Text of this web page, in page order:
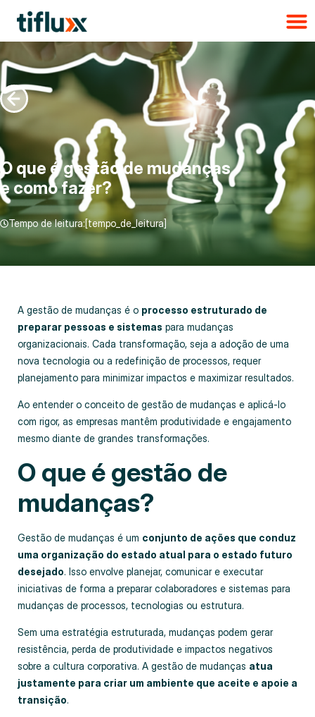
O que é gestão de mudanças
e como fazer?
Tempo de leitura:[tempo_de_leitura]
A gestão de mudanças é o processo estruturado de
preparar pessoas e sistemas para mudanças
organizacionais. Cada transformação, seja a adoção de uma
nova tecnologia ou a redefinição de processos, requer
planejamento para minimizar impactos e maximizar resultados.
Ao entender o conceito de gestão de mudanças e aplicá‑lo
com rigor, as empresas mantêm produtividade e engajamento
mesmo diante de grandes transformações.
O que é gestão de
mudanças?
Gestão de mudanças é um conjunto de ações que conduz
uma organização do estado atual para o estado futuro
desejado. Isso envolve planejar, comunicar e executar
iniciativas de forma a preparar colaboradores e sistemas para
mudanças de processos, tecnologias ou estrutura.
Sem uma estratégia estruturada, mudanças podem gerar
resistência, perda de produtividade e impactos negativos
sobre a cultura corporativa. A gestão de mudanças atua
justamente para criar um ambiente que aceite e apoie a
transição.